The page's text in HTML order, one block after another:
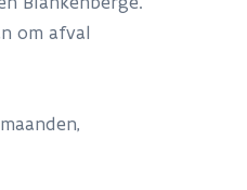
om afval